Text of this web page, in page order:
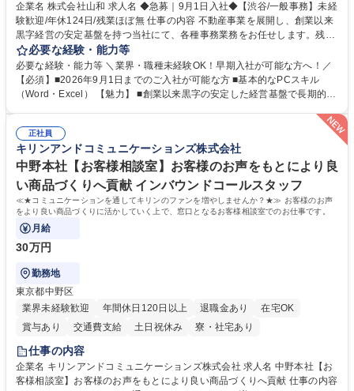
企業名 株式会社山和 求人名 ◆急募｜9月1日入社◆【渋谷/一般事務】未経
験歓迎/年休124日/残業ほぼ無 仕事の内容 不動産事業を展開し、創業以来
黒字経営の安定基盤を持つ当社にて、各種事務業務をお任せします。残業
がほぼ発生せず、連続した日程の有給取得が可能なため、WLBを整えたい
方にお勧めの環境です！ 入社後はOJTを通じて丁寧に研修を行いますの
で、事務未経験の方でも安心して臨むことができます。 【業務詳細】■電
話・来客対応 ■物件の鍵や社内の備品管理 ■データ入力や書類作成 ■契約
必要な経験・能力等
必要な経験・能力等 ＼業界・職種未経験OK！早期入社が可能な方へ！／
【必須】■2026年9月1日までのご入社が可能な方 ■基本的なPCスキル
（Word・Excel） 【魅力】 ■創業以来黒字の安定した経営基盤で長期的に
両立が可能 ■有給取得を積極的に推奨、年間10日程度の取得実績 ■1ヶ月
のOJTで業務を習得可能、未経験でもしっかりサポート 学歴・資格 学
歴：大学院 大学 高専 短大 語学力： 資格：
正社員
キリンアンドコミュニケーションズ株式会社
中野本社【お客様相談室】お客様のお声をもとにより良
い商品づくりへ貢献 インバウンドコールスタッフ
≪★コミュニケーションを通してキリンのファンを増やしませんか？★≫ お客様のお声
をより良い商品づくりに活かしていく上で、窓口となるお客様相談室でのお仕事です。
月給
30万円
勤務地
東京都中野区
業界未経験歓迎
年間休日120日以上 退職金あり
在宅OK
賞与あり
交通費支給 土日祝休み 寮・社宅あり
仕事の内容
企業名 キリンアンドコミュニケーションズ株式会社 求人名 中野本社【お
客様相談室】お客様のお声をもとにより良い商品づくりへ貢献 仕事の内容